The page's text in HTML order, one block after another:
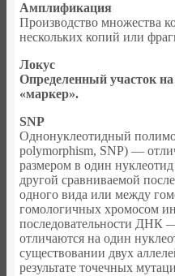
Амплификация
Производство множества
нескольких копий или
Локус
Определенный участок
«маркер».
SNP
Однонуклеотидный
polymorphism, SNP) —
размером в один
другой сравниваемой
одного вида или между
гомологичных хромосом
последовательности ДНК
отличаются на один
существовании двух
результате точечных